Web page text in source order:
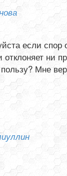
если спор
отклоняет ни
Мне